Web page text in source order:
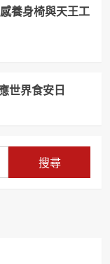
養身椅與天王工
世界食安日